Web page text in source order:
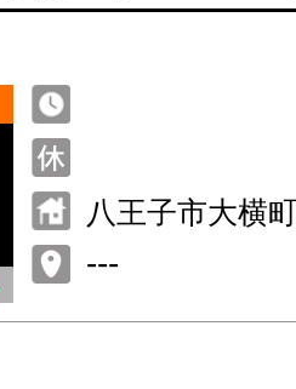
八王子市大横
---